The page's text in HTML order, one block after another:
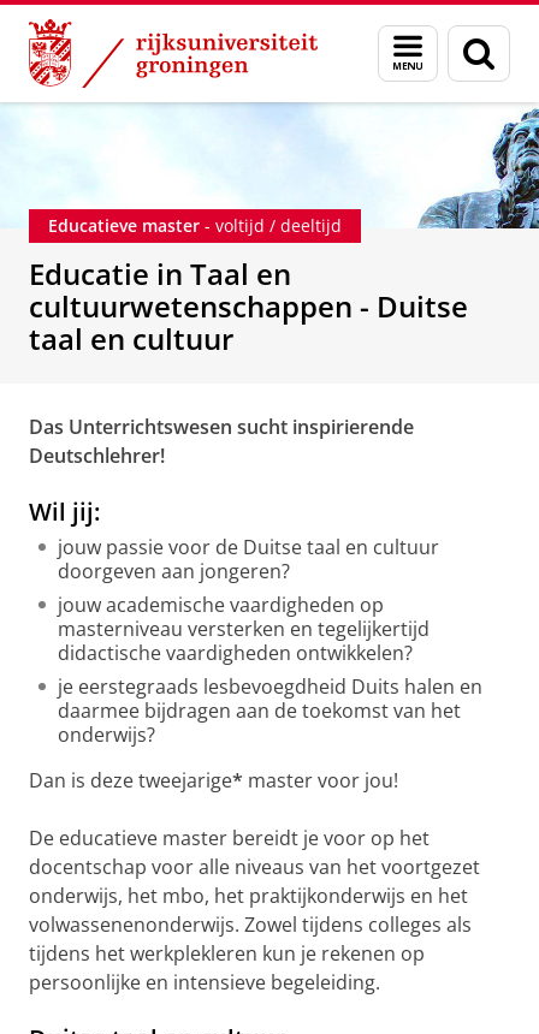
Skip
Content
Skip
Navigation
Menu
en
zoeken
Educatie in Taal en cultuurwetenschappen -
Educatieve master - voltijd / deeltijd
Educatie in Taal en
cultuurwetenschappen - Duitse
taal en cultuur
Das Unterrichtswesen sucht inspirierende
Deutschlehrer!
Wil jij:
jouw passie voor de Duitse taal en cultuur
doorgeven aan jongeren?
jouw academische vaardigheden op
masterniveau versterken en tegelijkertijd
didactische vaardigheden ontwikkelen?
je eerstegraads lesbevoegdheid Duits halen en
daarmee bijdragen aan de toekomst van het
onderwijs?
Dan is deze tweejarige* master voor jou!
De educatieve master bereidt je voor op het
docentschap voor alle niveaus van het voortgezet
onderwijs, het mbo, het praktijkonderwijs en het
volwassenenonderwijs. Zowel tijdens colleges als
tijdens het werkplekleren kun je rekenen op
persoonlijke en intensieve begeleiding.